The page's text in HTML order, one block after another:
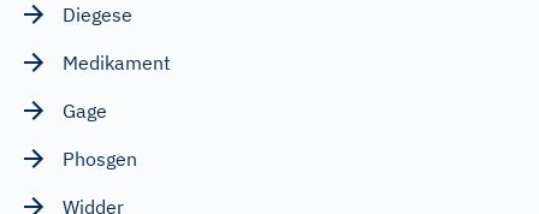
Diegese
Medikament
Gage
Phosgen
Widder